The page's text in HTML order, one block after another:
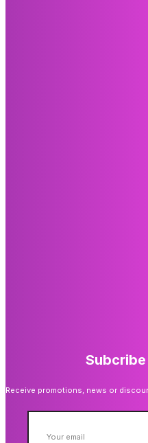
Receive promotions, news or